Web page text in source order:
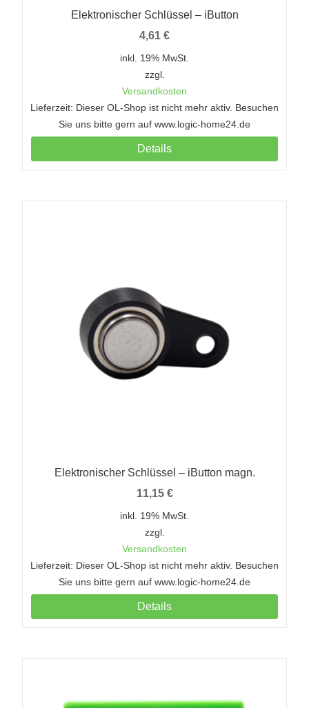
Elektronischer Schlüssel – iButton
4,61 €
inkl. 19% MwSt.
zzgl.
Versandkosten
Lieferzeit: Dieser OL-Shop ist nicht mehr aktiv. Besuchen
Sie uns bitte gern auf www.logic-home24.de
Details
Elektronischer Schlüssel – iButton magn.
11,15 €
inkl. 19% MwSt.
zzgl.
Versandkosten
Lieferzeit: Dieser OL-Shop ist nicht mehr aktiv. Besuchen
Sie uns bitte gern auf www.logic-home24.de
Details